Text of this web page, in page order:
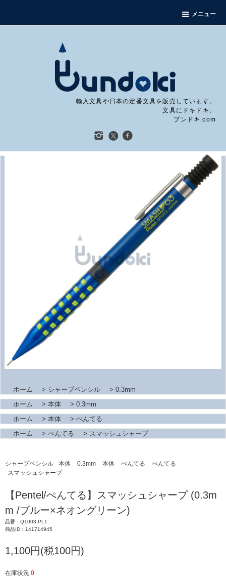
メニュー
輸入文具や日本の定番文具を販売しています。
文具にドキドキ。
ブンドキ.com
ホーム > シャープペンシル > 0.3mm
ホーム
> 本体 > 0.3mm
ホーム
> 本体 > ぺんてる
ホーム
> ぺんてる > スマッシュシャープ
シャープペンシル 本体 0.3mm 本体 ぺんてる
ぺんてる
スマッシュシャープ
【Pentel/ぺんてる】スマッシュシャープ (0.3m
m /ブルー×ネオングリーン)
品番：Q1003-PL1
商品ID：141714945
1,100円(税100円)
在庫状況 0